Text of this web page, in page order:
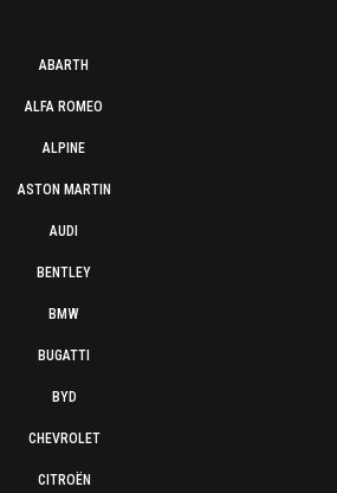
ABARTH
ALFA ROMEO
ALPINE
ASTON MARTIN
AUDI
BENTLEY
BMW
BUGATTI
BYD
CHEVROLET
CITROËN